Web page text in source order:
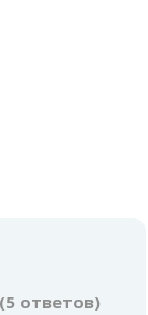
(5 ответов)